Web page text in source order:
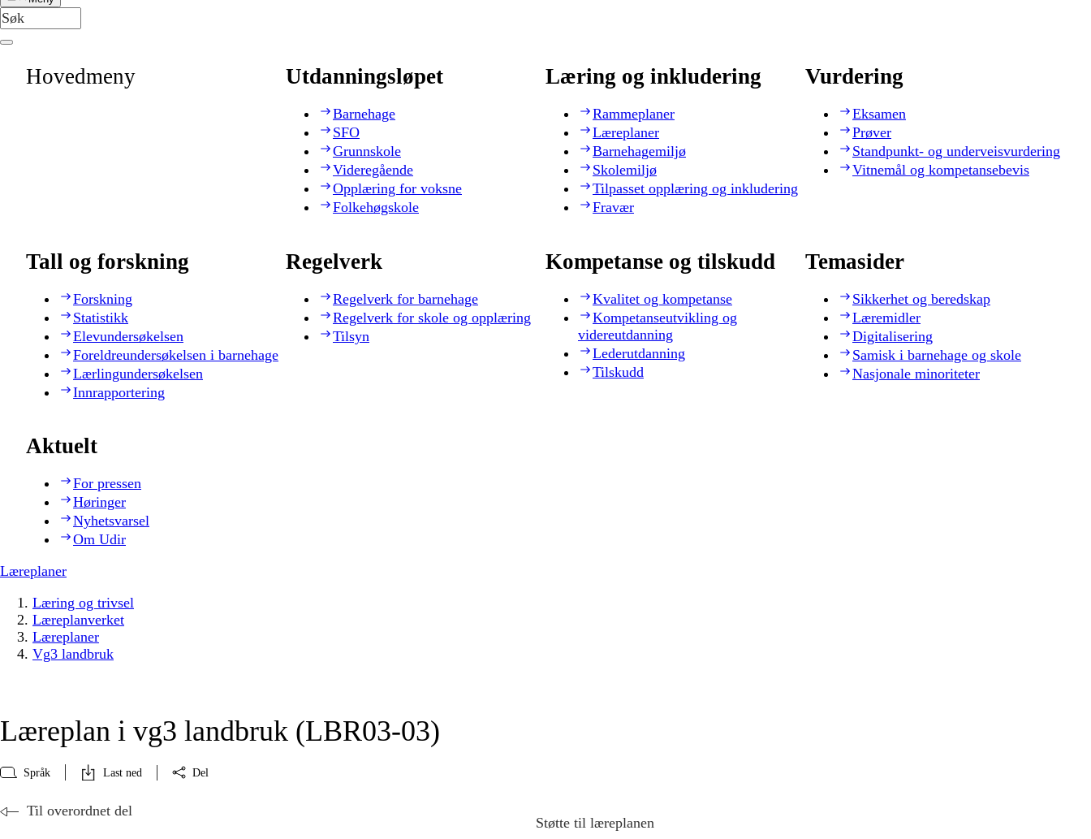
Hovedmeny Utdanningsløpet
Barnehage
SFO
Grunnskole
Videregående
Opplæring for voksne
Folkehøgskole
Læring og inkludering
Rammeplaner
Læreplaner
Barnehagemiljø
Skolemiljø
Tilpasset opplæring og inkludering
Fravær
Vurdering
Eksamen
Prøver
Standpunkt- og underveisvurdering
Vitnemål og kompetansebevis
Tall og forskning
Forskning
Statistikk
Elevundersøkelsen
Foreldreundersøkelsen i barnehage
Lærlingundersøkelsen
Innrapportering
Regelverk
Regelverk for barnehage
Regelverk for skole og opplæring
Tilsyn
Kompetanse og tilskudd
Kvalitet og kompetanse
Kompetanseutvikling og
videreutdanning
Lederutdanning
Tilskudd
Temasider
Sikkerhet og beredskap
Læremidler
Digitalisering
Samisk i barnehage og skole
Nasjonale minoriteter
Aktuelt
For pressen
Høringer
Nyhetsvarsel
Om Udir
Læreplaner
Læring og trivsel
Læreplanverket
Læreplaner
Vg3 landbruk
Læreplan i vg3 landbruk (LBR03‑03)
Språk Last ned Del
Til overordnet del
Støtte til læreplanen